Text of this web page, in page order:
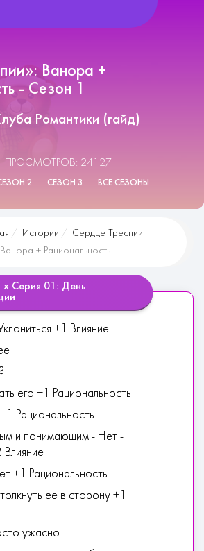
Ванора +
- Сезон 1
Романтики (гайд)
ПРОСМОТРОВ: 24127
2 СЕЗОН 3 ВСЕ СЕЗОНЫ
Истории
Сердце Треспии
Ванора + Рациональность
х Серия 01: День
+1 Влияние
его +1 Рациональность
Рациональность
и понимающим - Нет -
Влияние
+1 Рациональность
ее в сторону +1
ужасно